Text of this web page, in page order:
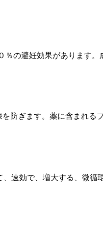
の避妊効果があります。
ぎます。薬に含まれる
速効で、増大する、微循